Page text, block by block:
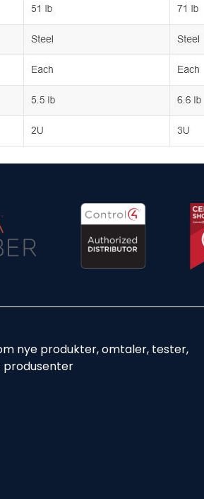
nye produkter, omtaler, tester,
produsenter